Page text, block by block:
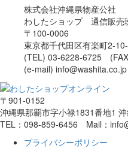
株式会社沖縄県物産公社
わしたショップ 通信販売
〒100-0006
東京都千代田区有楽町2-
(TEL) 03-6228-6725
(e-mail) info@washita.co.jp
〒901-0152
沖縄県那覇市字小禄1831番地1
TEL：098-859-6456 Mail：
プライバシーポリシー